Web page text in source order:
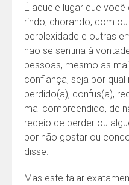
É aquele lugar que
rindo, chorando, com
perplexidade e outras
não se sentiria à
pessoas, mesmo as
confiança, seja por
perdido(a), confus(a),
mal compreendido, de
receio de perder ou
por não gostar ou
disse.
Mas este falar